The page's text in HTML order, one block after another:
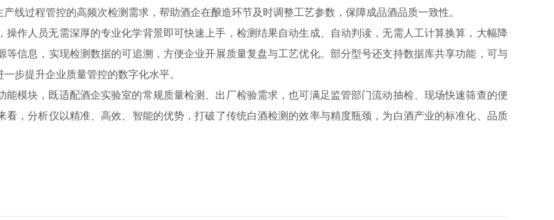
线过程管控的高频次检测需求，帮助酒企在酿造环节及时调整工艺参数，保障成品酒品质一致性。
人员无需深厚的专业化学背景即可快速上手，检测结果自动生成、自动判读，无需人工计算换算，大幅降
信息，实现检测数据的可追溯，方便企业开展质量复盘与工艺优化。部分型号还支持数据库共享功能，可与
步提升企业质量管控的数字化水平。
块，既适配酒企实验室的常规质量检测、出厂检验需求，也可满足监管部门流动抽检、现场快速筛查的便
，分析仪以精准、高效、智能的优势，打破了传统白酒检测的效率与精度瓶颈，为白酒产业的标准化、品质